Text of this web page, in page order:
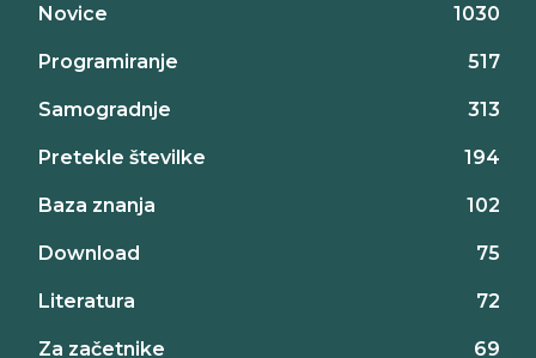
Novice 1030
Programiranje 517
Samogradnje 313
Pretekle številke 194
Baza znanja 102
Download 75
Literatura 72
Za začetnike 69